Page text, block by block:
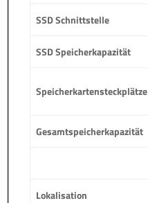
SSD Schnittstelle
SSD Speicherkapazität
Speicherkartensteckplätze
Gesamtspeicherkapazität
Lokalisation